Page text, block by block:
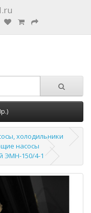
холодильники
насосы
ЭМН-150/4-1